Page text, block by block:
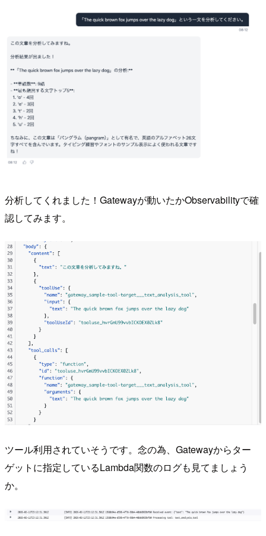
分析してくれました！Gatewayが動いたかObservabilityで確
認してみます。
ツール利用されていそうです。念の為、Gatewayからター
ゲットに指定しているLambda関数のログも見てましょう
か。